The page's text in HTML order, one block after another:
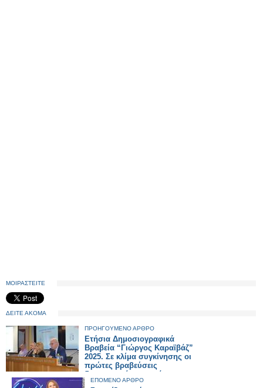
ΜΟΙΡΑΣΤΕΙΤΕ
ΔΕΙΤΕ ΑΚΟΜΑ
ΠΡΟΗΓΟΥΜΕΝΟ ΑΡΘΡΟ
Ετήσια Δημοσιογραφικά
Βραβεία “Γιώργος Καραϊβάζ”
2025. Σε κλίμα συγκίνησης οι
πρώτες βραβεύσεις
δημοσιογράφων από το
SILVER ALERT
ΕΠΟΜΕΝΟ ΑΡΘΡΟ